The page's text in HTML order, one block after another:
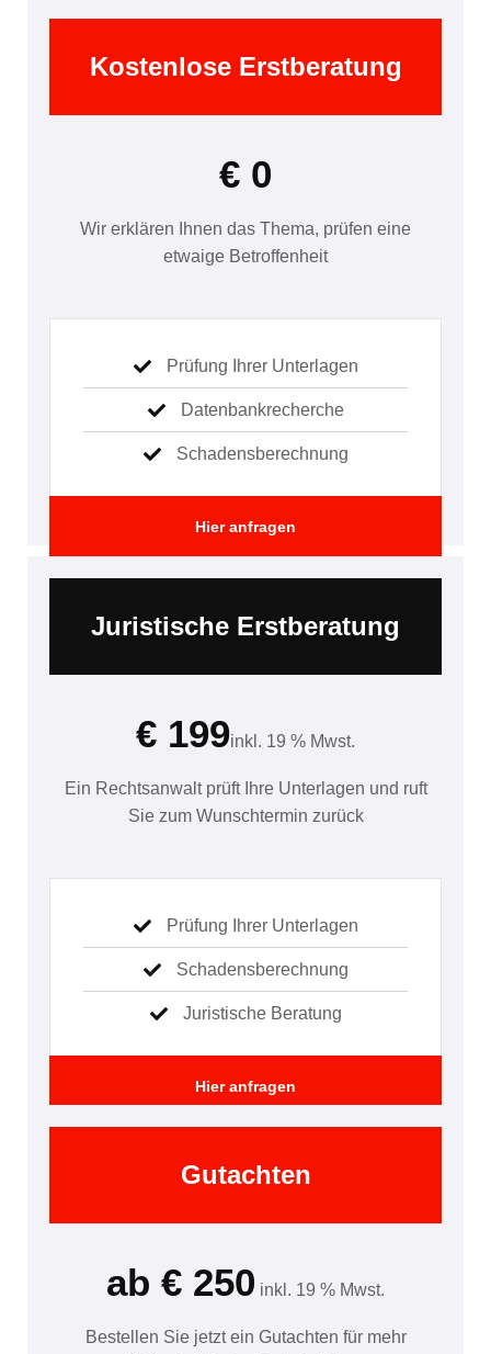
Kostenlose Erstberatung
€ 0
Wir erklären Ihnen das Thema, prüfen eine
etwaige Betroffenheit
Prüfung Ihrer Unterlagen
Datenbankrecherche
Schadensberechnung
Hier anfragen
Juristische Erstberatung
€ 199inkl. 19 % Mwst.
Ein Rechtsanwalt prüft Ihre Unterlagen und ruft
Sie zum Wunschtermin zurück
Prüfung Ihrer Unterlagen
Schadensberechnung
Juristische Beratung
Hier anfragen
Gutachten
ab € 250 inkl. 19 % Mwst.
Bestellen Sie jetzt ein Gutachten für mehr